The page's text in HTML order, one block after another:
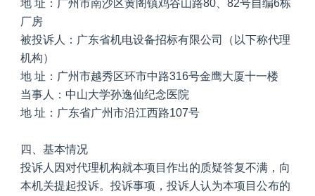
地 址：广州市南沙区黄阁镇鸡谷山路80、82号自编6栋
厂房
被投诉人：广东省机电设备招标有限公司（以下称代理
机构）
地 址：广州市越秀区环市中路316号金鹰大厦十一楼
当事人：中山大学孙逸仙纪念医院
地 址：广东省广州市沿江西路107号
四、基本情况
投诉人因对代理机构就本项目作出的质疑答复不满，向
本机关提起投诉。投诉事项，投诉人认为本项目公布的